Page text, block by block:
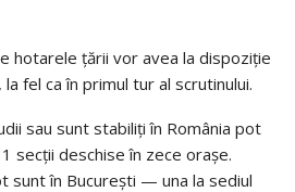
hotarele țării vor avea la dispoziție
fel ca în primul tur al scrutinului.
sau sunt stabiliți în România pot
secții deschise în zece orașe.
sunt în București — una la sediul